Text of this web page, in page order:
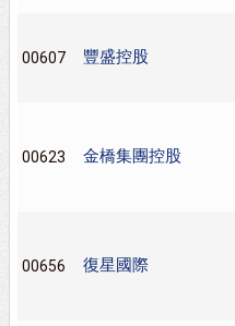
00607 豐盛控股
00623 金橋集團控股
00656 復星國際